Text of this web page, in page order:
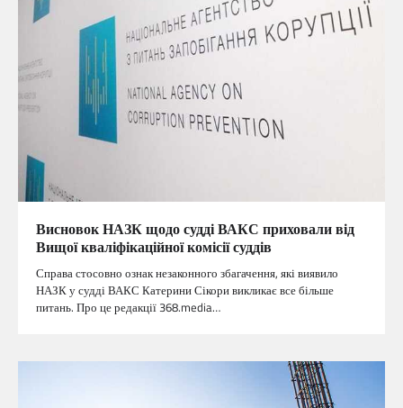
Висновок НАЗК щодо судді ВАКС приховали від
Вищої кваліфікаційної комісії суддів
Справа стосовно ознак незаконного збагачення, які виявило
НАЗК у судді ВАКС Катерини Сікори викликає все більше
питань. Про це редакції 368.media…